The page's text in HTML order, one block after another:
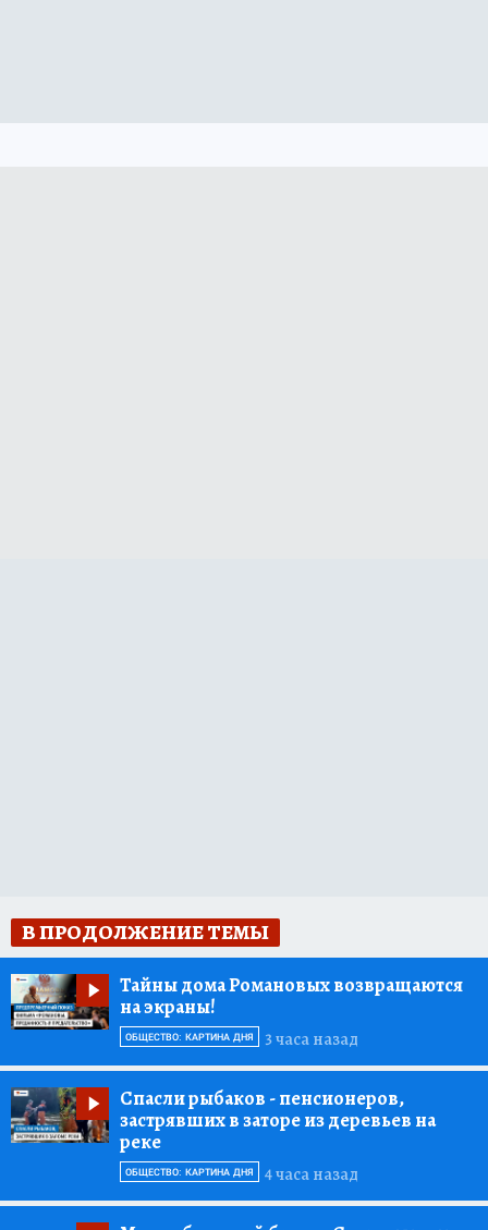
В ПРОДОЛЖЕНИЕ ТЕМЫ
Тайны дома Романовых возвращаются
на экраны!
3 часа назад
ОБЩЕСТВО: КАРТИНА ДНЯ
Спасли рыбаков - пенсионеров,
застрявших в заторе из деревьев на
реке
4 часа назад
ОБЩЕСТВО: КАРТИНА ДНЯ